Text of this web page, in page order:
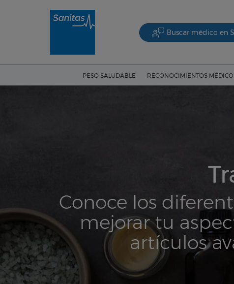
Buscar médico en
PESO SALUDABLE RECONOCIMIENTOS
Conoce los
mejorar tu
artículos